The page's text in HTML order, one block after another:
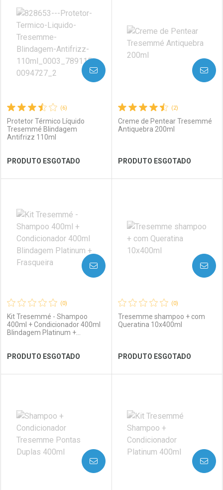
Laboratório
Ver Desconto Convênio
Por Menos Laboratório
Ver Desconto Convênio
Por Menos
(6)
Protetor Térmico Líquido
Tresemmé Blindagem
Antifrizz 110ml
PRODUTO ESGOTADO
AVISE-ME
Laboratório
Ver Desconto Convênio
Por Menos
(2)
Creme de Pentear Tresemmé
Antiquebra 200ml
PRODUTO ESGOTADO
AVISE-ME
Laboratório
Ver Desconto Convênio
Por Menos
(0)
Kit Tresemmé - Shampoo
400ml + Condicionador 400ml
Blindagem Platinum +
PRODUTO ESGOTADO
AVISE-ME
Laboratório
Por Menos
(0)
Tresemme shampoo + com
Queratina 10x400ml
PRODUTO ESGOTADO
AVISE-ME
Laboratório
Por Menos
AVISE-ME AVISE-ME